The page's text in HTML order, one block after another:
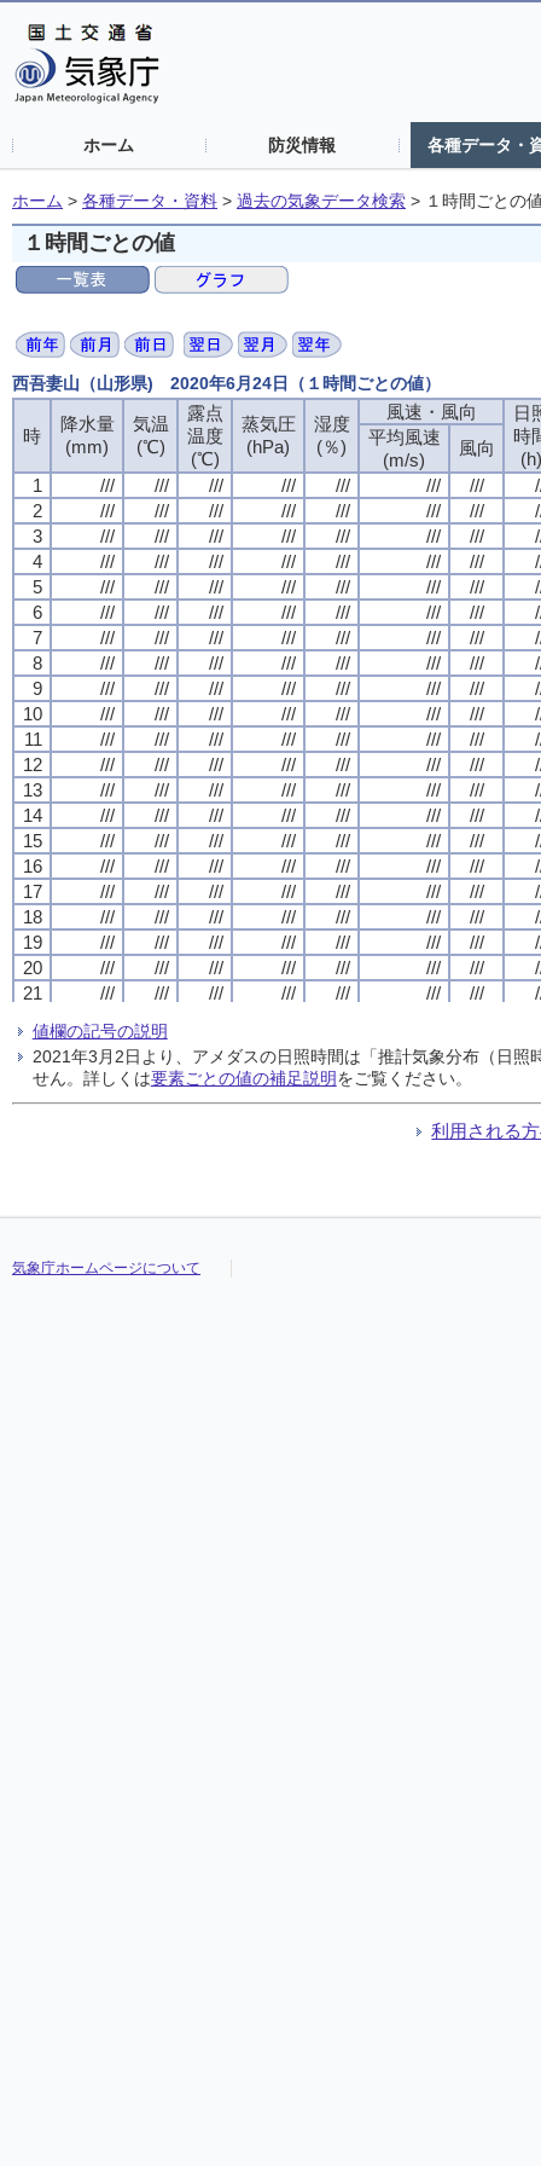
ホーム 防災情報 各種データ・
ホーム > 各種データ・資料 > 過去の気象データ検索 > １時間ごとの
１時間ごとの値
西吾妻山（山形県) 2020年6月24日（１時間ごとの値）
時
降水量
(mm)
気温
(℃)
露点
温度
(℃)
蒸気圧
(hPa)
湿度
(％)
風速・風向
日
時
(h)
平均風速
(m/s)
風向
1
/// /// /// /// /// /// ///
2
/// /// /// /// /// /// ///
3
/// /// /// /// /// /// ///
4
/// /// /// /// /// /// ///
5
/// /// /// /// /// /// ///
6
/// /// /// /// /// /// ///
7
/// /// /// /// /// /// ///
8
/// /// /// /// /// /// ///
9
/// /// /// /// /// /// ///
10
/// /// /// /// /// /// ///
11
/// /// /// /// /// /// ///
12
/// /// /// /// /// /// ///
13
/// /// /// /// /// /// ///
14
/// /// /// /// /// /// ///
15
/// /// /// /// /// /// ///
16
/// /// /// /// /// /// ///
17
/// /// /// /// /// /// ///
18
/// /// /// /// /// /// ///
19
/// /// /// /// /// /// ///
20
/// /// /// /// /// /// ///
21
/// /// /// /// /// /// ///
23
/// /// ///
24
/// /// /// /// /// /// ///
時
降水量
(mm)
気温
(℃)
露点
温度
(℃)
蒸気圧
(hPa)
湿度
(％)
風速・風向
日
時
(h)
平均風速
(m/s)
風向
1
/// /// /// /// /// /// ///
2
/// /// /// /// /// /// ///
3
/// /// /// /// /// /// ///
4
/// /// /// /// /// /// ///
5
/// /// /// /// /// /// ///
6
/// /// /// /// /// /// ///
7
/// /// /// /// /// /// ///
8
/// /// /// /// /// /// ///
9
/// /// /// /// /// /// ///
10
/// /// /// /// /// /// ///
11
/// /// /// /// /// /// ///
12
/// /// /// /// /// /// ///
13
/// /// /// /// /// /// ///
14
/// /// /// /// /// /// ///
15
/// /// /// /// /// /// ///
16
/// /// /// /// /// /// ///
17
/// /// /// /// /// /// ///
18
/// /// /// /// /// /// ///
19
/// /// /// /// /// /// ///
20
/// /// /// /// /// /// ///
21
/// /// /// /// /// /// ///
23
/// /// ///
24
/// /// /// /// /// /// ///
時
降水量
(mm)
気温
(℃)
露点
温度
(℃)
蒸気圧
(hPa)
湿度
(％)
風速・風向
日
時
(h)
平均風速
(m/s)
風向
1
/// /// /// /// /// /// ///
2
/// /// /// /// /// /// ///
3
/// /// /// /// /// /// ///
4
/// /// /// /// /// /// ///
5
/// /// /// /// /// /// ///
6
/// /// /// /// /// /// ///
7
/// /// /// /// /// /// ///
8
/// /// /// /// /// /// ///
9
/// /// /// /// /// /// ///
10
/// /// /// /// /// /// ///
11
/// /// /// /// /// /// ///
12
/// /// /// /// /// /// ///
13
/// /// /// /// /// /// ///
14
/// /// /// /// /// /// ///
15
/// /// /// /// /// /// ///
16
/// /// /// /// /// /// ///
17
/// /// /// /// /// /// ///
18
/// /// /// /// /// /// ///
19
/// /// /// /// /// /// ///
20
/// /// /// /// /// /// ///
21
/// /// /// /// /// /// ///
23
/// /// ///
24
/// /// /// /// /// /// ///
時
降水量
(mm)
気温
(℃)
露点
温度
(℃)
蒸気圧
(hPa)
湿度
(％)
風速・風向
日
時
(h)
平均風速
(m/s)
風向
1
/// /// /// /// /// /// ///
2
/// /// /// /// /// /// ///
3
/// /// /// /// /// /// ///
4
/// /// /// /// /// /// ///
5
/// /// /// /// /// /// ///
6
/// /// /// /// /// /// ///
7
/// /// /// /// /// /// ///
8
/// /// /// /// /// /// ///
9
/// /// /// /// /// /// ///
10
/// /// /// /// /// /// ///
11
/// /// /// /// /// /// ///
12
/// /// /// /// /// /// ///
13
/// /// /// /// /// /// ///
14
/// /// /// /// /// /// ///
15
/// /// /// /// /// /// ///
16
/// /// /// /// /// /// ///
17
/// /// /// /// /// /// ///
18
/// /// /// /// /// /// ///
19
/// /// /// /// /// /// ///
20
/// /// /// /// /// /// ///
21
/// /// /// /// /// /// ///
23
/// /// ///
24
/// /// /// /// /// /// ///
値欄の記号の説明
2021年3月2日より、アメダスの日照時間は「推計気象分布（日
せん。詳しくは要素ごとの値の補足説明をご覧ください。
利用される
気象庁ホームページについて